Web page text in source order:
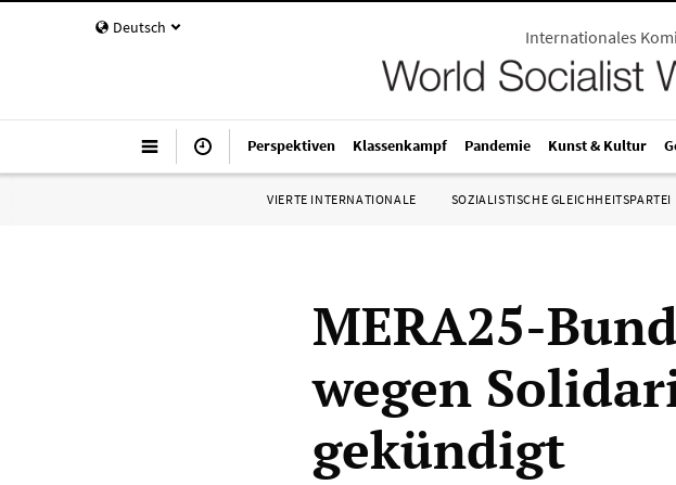
Deutsch Internationales
Perspektiven Klassenkampf Pandemie Kunst & Kultur
VIERTE INTERNATIONALE SOZIALISTISCHE GLEICHHEITSPARTEI
MERA25-
wegen
gekündigt